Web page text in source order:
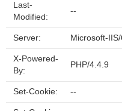
Last-
Modified:
--
Server: Microsoft-
X-Powered-
By:
PHP/4.4.9
Set-Cookie: --